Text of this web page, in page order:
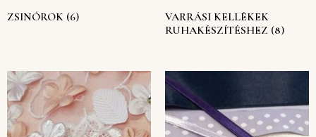
ZSINÓROK (6)
VARRÁSI KELLÉKEK
RUHAKÉSZÍTÉSHEZ (8)